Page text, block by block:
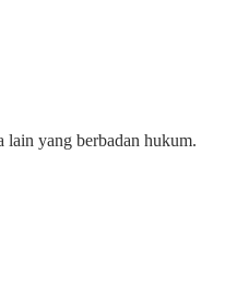
lain yang berbadan hukum.